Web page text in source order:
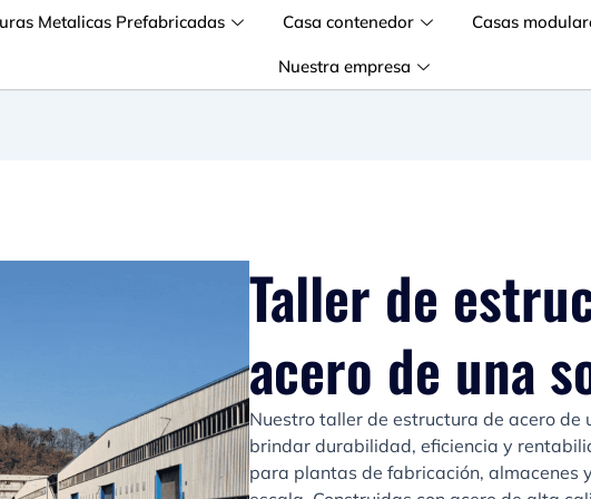
Metalicas Prefabricadas Casa contenedor Casas
Nuestra empresa
Taller de
acero de una
Nuestro taller de estructura de acero de
brindar durabilidad, eficiencia y
para plantas de fabricación, almacenes